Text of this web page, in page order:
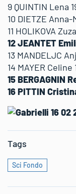
9 QUINTIN Lena
10 DIETZE Anna-
11 HOLIKOVA
12 JEANTET
13 MANDELJC
14 MAYER Celine
15 BERGAGNIN
16 PITTIN
Tags
Sci Fondo